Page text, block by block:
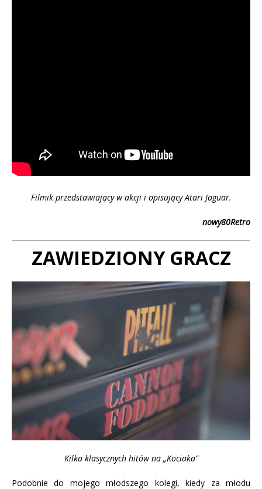
Filmik przedstawiający w akcji i opisujący Atari Jaguar.
nowy80Retro
ZAWIEDZIONY GRACZ
Kilka klasycznych hitów na „Kociaka”
Podobnie do mojego młodszego kolegi, kiedy za młodu